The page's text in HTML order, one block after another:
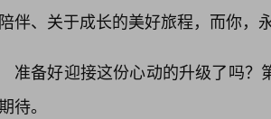
伴、关于成长的美好旅程，而你，
准备好迎接这份心动的升级了吗
待。